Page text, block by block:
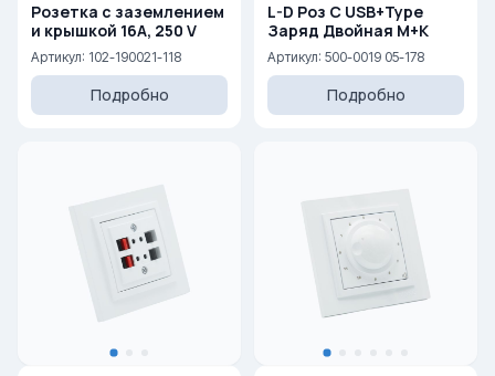
Розетка с заземлением
и крышкой 16A, 250 V
Артикул: 102-190021-118
Подробно
L-D Роз С USB+Type
Заряд Двойная М+К
Артикул: 500-0019 05-178
Подробно